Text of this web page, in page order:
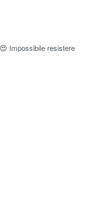
Impossibile resistere